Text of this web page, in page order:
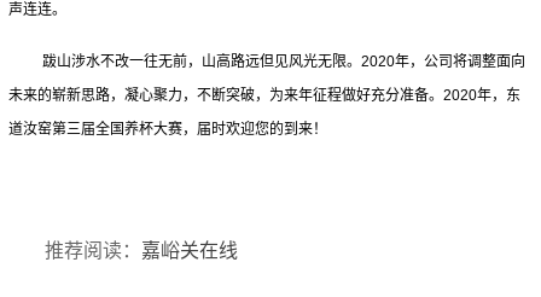
声连连。
跋山涉水不改一往无前，山高路远但见风光无限。2020年，公司将调整面向
未来的崭新思路，凝心聚力，不断突破，为来年征程做好充分准备。2020年，东
道汝窑第三届全国养杯大赛，届时欢迎您的到来！
推荐阅读： 嘉峪关在线